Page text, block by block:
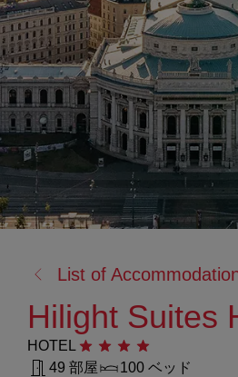
る:
List of
Hilight Suites
HOTEL 星4つ
49 部屋
100 ベッド